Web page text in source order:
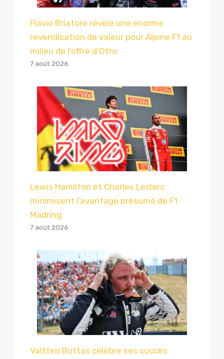
Flavio Briatore révèle une énorme
revendication de valeur pour Alpine F1 au
milieu de l’offre d’Otro
7 août 2026
Lewis Hamilton et Charles Leclerc
minimisent l’avantage présumé de F1
Madring
7 août 2026
Valtteri Bottas célèbre ses succès